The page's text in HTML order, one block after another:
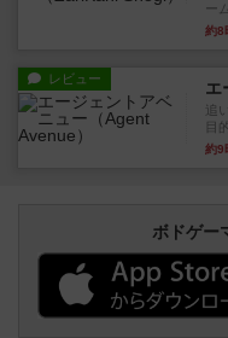
ー
約8
レビュー エ
追
目
約9
ボドゲー